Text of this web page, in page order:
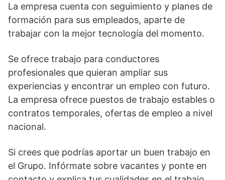
La empresa cuenta con seguimiento y planes de
formación para sus empleados, aparte de
trabajar con la mejor tecnología del momento.
Se ofrece trabajo para conductores
profesionales que quieran ampliar sus
experiencias y encontrar un empleo con futuro.
La empresa ofrece puestos de trabajo estables o
contratos temporales, ofertas de empleo a nivel
nacional.
Si crees que podrías aportar un buen trabajo en
el Grupo. Infórmate sobre vacantes y ponte en